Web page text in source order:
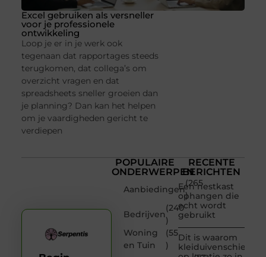
Excel gebruiken als versneller
voor je professionele
ontwikkeling
Loop je er in je werk ook
tegenaan dat rapportages steeds
terugkomen, dat collega’s om
overzicht vragen en dat
spreadsheets sneller groeien dan
je planning? Dan kan het helpen
om je vaardigheden gericht te
verdiepen
POPULAIRE
ONDERWERPEN
Aanbiedingen
(265
)
Bedrijven
(240
)
Woning
en Tuin
(55
)
RECENTE
BERICHTEN
Een nestkast
ophangen die
echt wordt
gebruikt
Dit is waarom
kleiduivenschieten